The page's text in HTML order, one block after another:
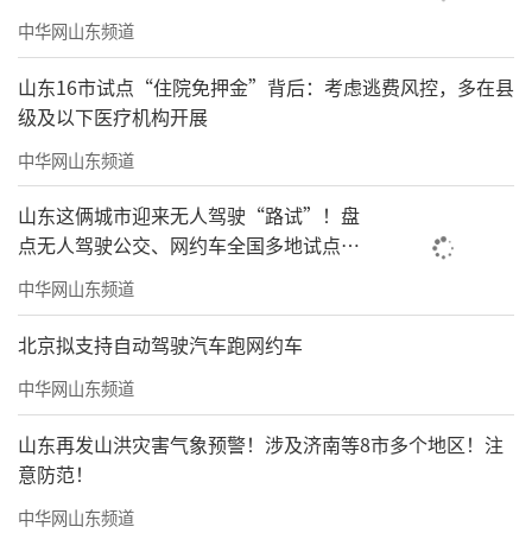
中华网山东频道
山东16市试点“住院免押金”背后：考虑逃费风控，多在县
级及以下医疗机构开展
中华网山东频道
山东这俩城市迎来无人驾驶“路试”！盘
点无人驾驶公交、网约车全国多地试点之
路
中华网山东频道
北京拟支持自动驾驶汽车跑网约车
中华网山东频道
山东再发山洪灾害气象预警！涉及济南等8市多个地区！注
意防范！
中华网山东频道